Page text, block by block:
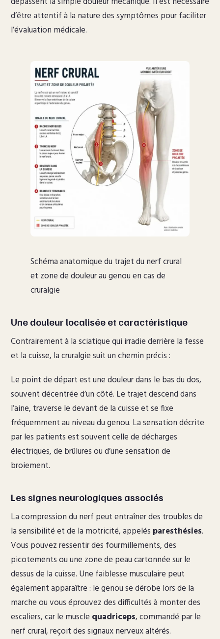
d’être attentif à la nature des symptômes pour faciliter
l’évaluation médicale.
Schéma anatomique du trajet du nerf crural
et zone de douleur au genou en cas de
cruralgie
Une douleur localisée et caractéristique
Contrairement à la sciatique qui irradie derrière la fesse
et la cuisse, la cruralgie suit un chemin précis :
Le point de départ est une douleur dans le bas du dos,
souvent décentrée d’un côté. Le trajet descend dans
l’aine, traverse le devant de la cuisse et se fixe
fréquemment au niveau du genou. La sensation décrite
par les patients est souvent celle de décharges
électriques, de brûlures ou d’une sensation de
broiement.
Les signes neurologiques associés
La compression du nerf peut entraîner des troubles de
la sensibilité et de la motricité, appelés paresthésies.
Vous pouvez ressentir des fourmillements, des
picotements ou une zone de peau cartonnée sur le
dessus de la cuisse. Une faiblesse musculaire peut
également apparaître : le genou se dérobe lors de la
marche ou vous éprouvez des difficultés à monter des
escaliers, car le muscle quadriceps, commandé par le
nerf crural, reçoit des signaux nerveux altérés.